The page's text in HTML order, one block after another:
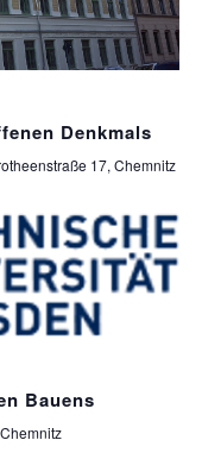
Denkmals
17, Chemnitz
Bauens